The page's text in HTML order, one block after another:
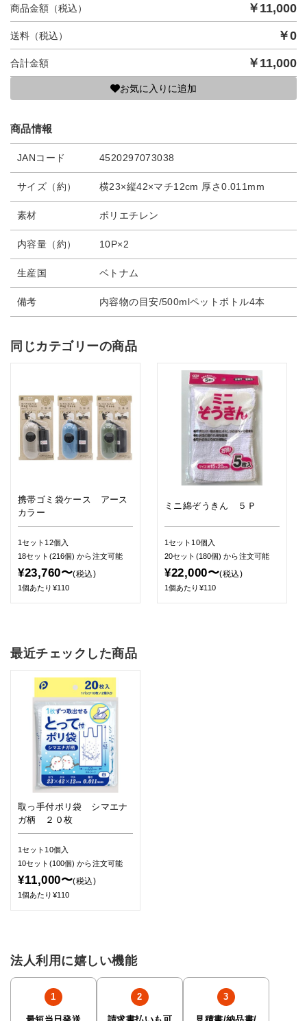
商品金額（税込） ￥ 11,000
送料（税込） ￥0
合計金額 ￥ 11,000
お気に入りに追加
商品情報
JANコード 4520297073038
サイズ（約） 横23×縦42×マチ12cm 厚さ0.011mm
素材 ポリエチレン
内容量（約） 10P×2
生産国 ベトナム
備考 内容物の目安/500mlペットボトル4本
同じカテゴリーの商品
携帯ゴミ袋ケース アース
カラー
1セット12個入
18セット(216個)から注文可能
¥23,760〜(税込)
1個あたり¥110
ミニ綿ぞうきん ５Ｐ
1セット10個入
20セット(180個)から注文可能
¥22,000〜(税込)
1個あたり¥110
最近チェックした商品
取っ手付ポリ袋 シマエナ
ガ柄 ２０枚
1セット10個入
10セット(100個)から注文可能
¥11,000〜(税込)
1個あたり¥110
法人利用に嬉しい機能